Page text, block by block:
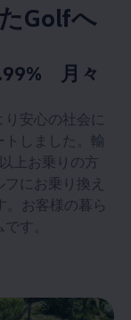
Golfへ
月々
安心の社会に
しました。輸
上お乗りの方
にお乗り換え
。お客様の暮ら
す。